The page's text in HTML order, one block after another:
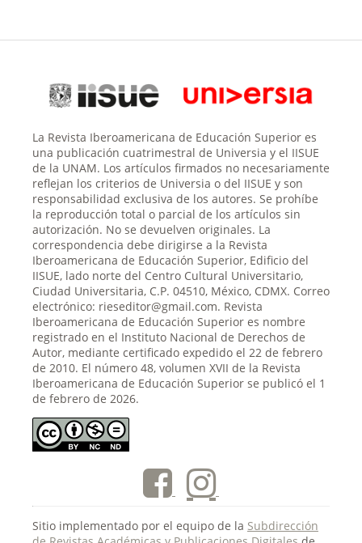
La Revista Iberoamericana de Educación Superior es
una publicación cuatrimestral de Universia y el IISUE
de la UNAM. Los artículos firmados no necesariamente
reflejan los criterios de Universia o del IISUE y son
responsabilidad exclusiva de los autores. Se prohíbe
la reproducción total o parcial de los artículos sin
autorización. No se devuelven originales. La
correspondencia debe dirigirse a la Revista
Iberoamericana de Educación Superior, Edificio del
IISUE, lado norte del Centro Cultural Universitario,
Ciudad Universitaria, C.P. 04510, México, CDMX. Correo
electrónico: rieseditor@gmail.com. Revista
Iberoamericana de Educación Superior es nombre
registrado en el Instituto Nacional de Derechos de
Autor, mediante certificado expedido el 22 de febrero
de 2010. El número 48, volumen XVII de la Revista
Iberoamericana de Educación Superior se publicó el 1
de febrero de 2026.
Sitio implementado por el equipo de la Subdirección